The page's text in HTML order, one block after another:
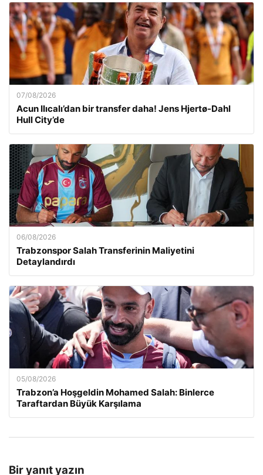
07/08/2026
Acun Ilıcalı’dan bir transfer daha! Jens Hjertø-Dahl
Hull City’de
06/08/2026
Trabzonspor Salah Transferinin Maliyetini
Detaylandırdı
05/08/2026
Trabzon’a Hoşgeldin Mohamed Salah: Binlerce
Taraftardan Büyük Karşılama
Bir yanıt yazın